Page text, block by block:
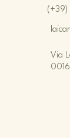
Via